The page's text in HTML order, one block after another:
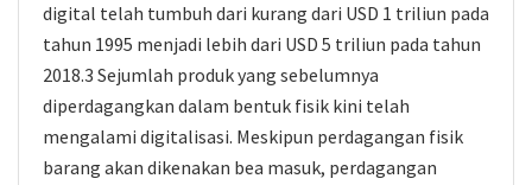
digital telah tumbuh dari kurang dari USD 1 triliun pada
tahun 1995 menjadi lebih dari USD 5 triliun pada tahun
2018.3 Sejumlah produk yang sebelumnya
diperdagangkan dalam bentuk fisik kini telah
mengalami digitalisasi. Meskipun perdagangan fisik
barang akan dikenakan bea masuk, perdagangan